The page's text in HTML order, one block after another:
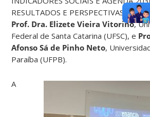
RESULTADOS E PERSPECTIVAS, teve
Prof. Dra. Elizete Vieira Vitorino,
Federal de Santa Catarina (UFSC), e
Afonso Sá de Pinho Neto,
Paraíba (UFPB).
A